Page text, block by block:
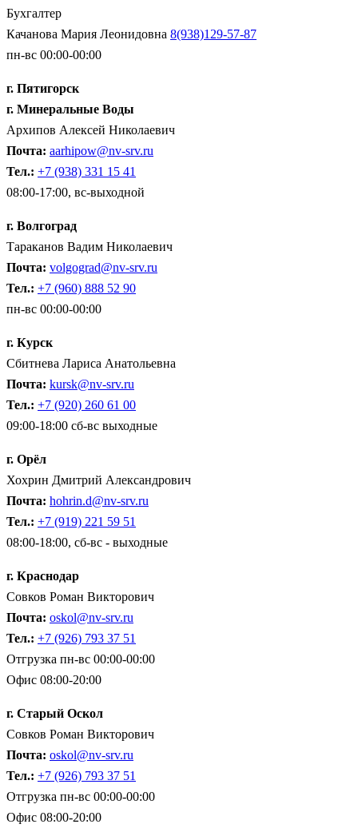
Бухгалтер
Качанова Мария Леонидовна 8(938)129-57-87
пн-вс 00:00-00:00
г. Пятигорск
г. Минеральные Воды
Архипов Алексей Николаевич
Почта: aarhipow@nv-srv.ru
Тел.: +7 (938) 331 15 41
08:00-17:00, вс-выходной
г. Волгоград
Тараканов Вадим Николаевич
Почта: volgograd@nv-srv.ru
Тел.: +7 (960) 888 52 90
пн-вс 00:00-00:00
г. Курск
Сбитнева Лариса Анатольевна
Почта: kursk@nv-srv.ru
Тел.: +7 (920) 260 61 00
09:00-18:00 сб-вс выходные
г. Орёл
Хохрин Дмитрий Александрович
Почта: hohrin.d@nv-srv.ru
Тел.: +7 (919) 221 59 51
08:00-18:00, сб-вс - выходные
г. Краснодар
Совков Роман Викторович
Почта: oskol@nv-srv.ru
Тел.: +7 (926) 793 37 51
Отгрузка пн-вс 00:00-00:00
Офис 08:00-20:00
г. Старый Оскол
Совков Роман Викторович
Почта: oskol@nv-srv.ru
Тел.: +7 (926) 793 37 51
Отгрузка пн-вс 00:00-00:00
Офис 08:00-20:00